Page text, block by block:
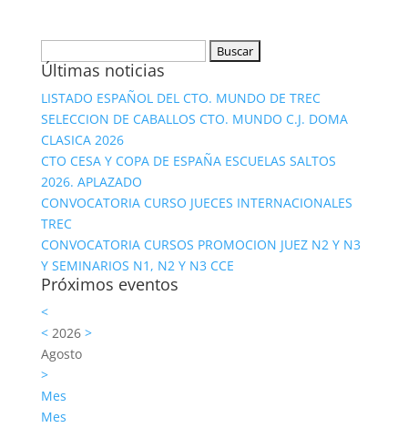
Últimas noticias
LISTADO ESPAÑOL DEL CTO. MUNDO DE TREC
SELECCION DE CABALLOS CTO. MUNDO C.J. DOMA
CLASICA 2026
CTO CESA Y COPA DE ESPAÑA ESCUELAS SALTOS
2026. APLAZADO
CONVOCATORIA CURSO JUECES INTERNACIONALES
TREC
CONVOCATORIA CURSOS PROMOCION JUEZ N2 Y N3
Y SEMINARIOS N1, N2 Y N3 CCE
Próximos eventos
<
<2026 >
Agosto
>
Mes
Mes